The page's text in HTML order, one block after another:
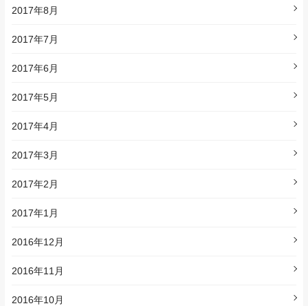
2017年8月
2017年7月
2017年6月
2017年5月
2017年4月
2017年3月
2017年2月
2017年1月
2016年12月
2016年11月
2016年10月